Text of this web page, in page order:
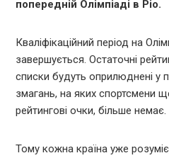
попередній Олімпіаді в Ріо.
Кваліфікаційний період на
завершується. Остаточні
списки будуть оприлюднені у
змагань, на яких спортсмени
рейтингові очки, більше немає.
Тому кожна країна уже розуміє,